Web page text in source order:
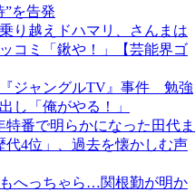
”を告発
り越えドハマリ、さんまは
コミ「鍬や！」【芸能界ゴ
ジャングルTV』事件 勉強
し「俺がやる！」
特番で明らかになった田代ま
代4位」、過去を懐かしむ声
へっちゃら…関根勤が明か